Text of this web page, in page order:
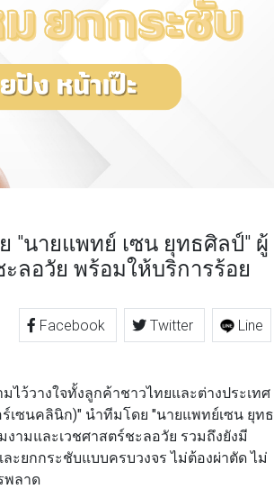
"นายแพทย์ เซน ยุทธศิลป์" ผู้
ลอวัย พร้อมให้บริการร้อย
Facebook Twitter
Line
ว้วางใจทั้งลูกค้าชาวไทยและต่างประเทศ
ร์เซนคลินิก)" นำทีมโดย "นายแพทย์เซน ยุทธ
ามและเวชศาสตร์ชะลอวัย รวมถึงยังมี
ะยกกระชับแบบครบวงจร ไม่ต้องผ่าตัด ไม่
พลาด